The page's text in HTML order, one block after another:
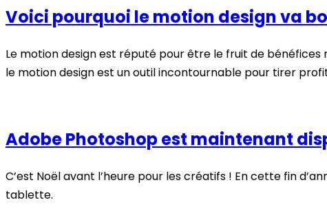
Voici pourquoi le motion design va
Le motion design est réputé pour être le fruit de
le motion design est un outil incontournable pour tirer
Adobe Photoshop est maintenant
C’est Noël avant l’heure pour les créatifs ! En cette fin
tablette.